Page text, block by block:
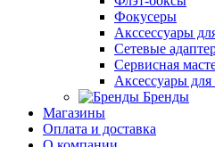
Фокусеры
Акссессуары
Сетевые
Сервисная
Аксессуары для
Бренды
Магазины
Оплата и доставка